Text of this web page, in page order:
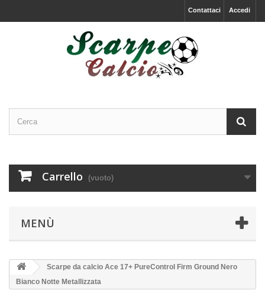
Accedi
Contattaci
Carrello (vuoto)
MENÙ
Scarpe da calcio Ace 17+ PureControl Firm Ground Nero
Bianco Notte Metallizzata